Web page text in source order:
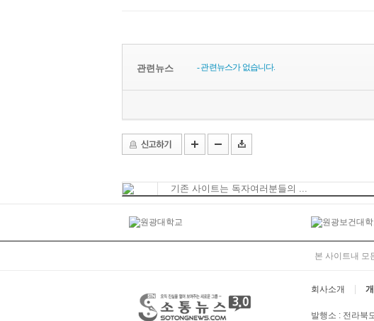
관련뉴스 - 관련뉴스가 없습니다.
기존 사이트는 독자여러분들의 ...
본 사이트내 모
회사소개
발행소 : 전라북